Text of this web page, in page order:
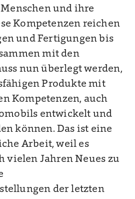
und ihre
Kompetenzen reichen
und Fertigungen bis
mit den
nun überlegt werden,
Produkte mit
Kompetenzen, auch
entwickelt und
können. Das ist eine
Arbeit, weil es
vielen Jahren Neues zu
der letzten